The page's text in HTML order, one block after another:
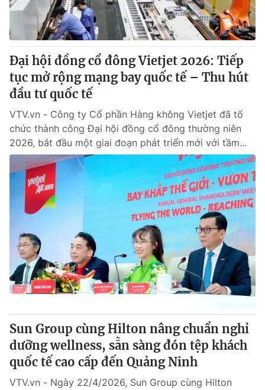
Đại hội đồng cổ đông Vietjet 2026: Tiếp
tục mở rộng mạng bay quốc tế – Thu hút
đầu tư quốc tế
VTV.vn - Công ty Cổ phần Hàng không Vietjet đã tổ
chức thành công Đại hội đồng cổ đông thường niên
2026, bắt đầu một giai đoạn phát triển mới với tầm...
Sun Group cùng Hilton nâng chuẩn nghỉ
dưỡng wellness, sẵn sàng đón tệp khách
quốc tế cao cấp đến Quảng Ninh
VTV.vn - Ngày 22/4/2026, Sun Group cùng Hilton